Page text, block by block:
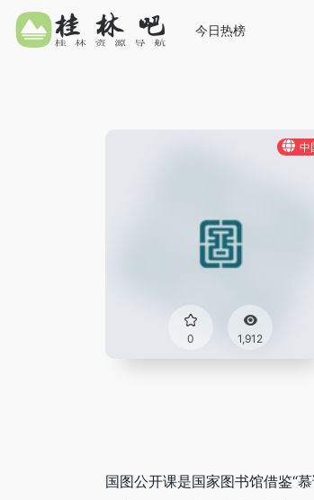
今日热榜
中
0 1,912
国图公开课是国家图书馆借鉴“